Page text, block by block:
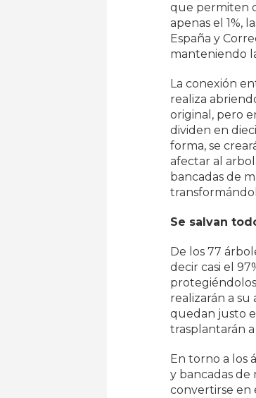
que permiten
apenas el 1%,
España y
manteniendo
La conexión
realiza
original, pero
dividen en
forma, se
afectar al
bancadas de
Se salvan
De los 77
decir casi el
realizarán a
quedan justo
trasplantarán
En torno a los
y bancadas de
convertirse en